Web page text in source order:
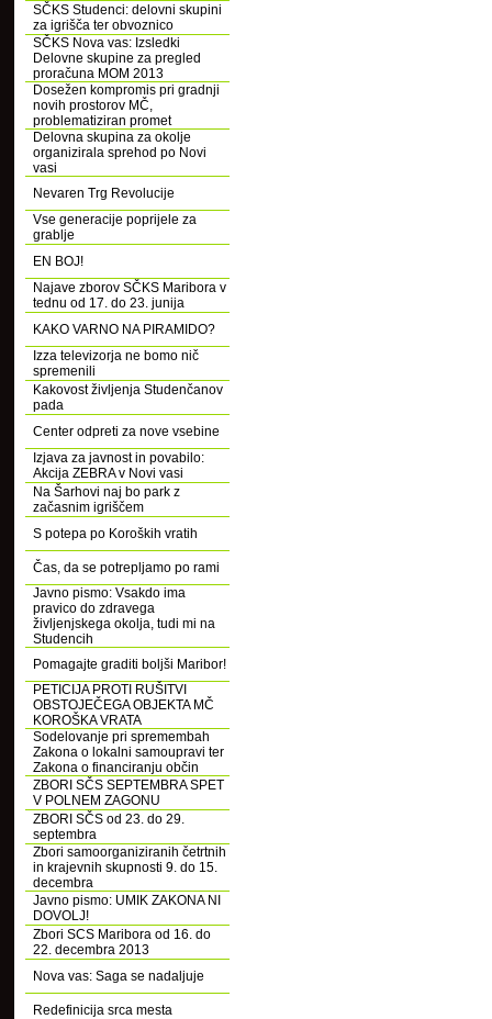
SČKS Studenci: delovni skupini
za igrišča ter obvoznico
SČKS Nova vas: Izsledki
Delovne skupine za pregled
proračuna MOM 2013
Dosežen kompromis pri gradnji
novih prostorov MČ,
problematiziran promet
Delovna skupina za okolje
organizirala sprehod po Novi
vasi
Nevaren Trg Revolucije
Vse generacije poprijele za
grablje
EN BOJ!
Najave zborov SČKS Maribora v
tednu od 17. do 23. junija
KAKO VARNO NA PIRAMIDO?
Izza televizorja ne bomo nič
spremenili
Kakovost življenja Studenčanov
pada
Center odpreti za nove vsebine
Izjava za javnost in povabilo:
Akcija ZEBRA v Novi vasi
Na Šarhovi naj bo park z
začasnim igriščem
S potepa po Koroških vratih
Čas, da se potrepljamo po rami
Javno pismo: Vsakdo ima
pravico do zdravega
življenjskega okolja, tudi mi na
Studencih
Pomagajte graditi boljši Maribor!
PETICIJA PROTI RUŠITVI
OBSTOJEČEGA OBJEKTA MČ
KOROŠKA VRATA
Sodelovanje pri spremembah
Zakona o lokalni samoupravi ter
Zakona o financiranju občin
ZBORI SČS SEPTEMBRA SPET
V POLNEM ZAGONU
ZBORI SČS od 23. do 29.
septembra
Zbori samoorganiziranih četrtnih
in krajevnih skupnosti 9. do 15.
decembra
Javno pismo: UMIK ZAKONA NI
DOVOLJ!
Zbori SCS Maribora od 16. do
22. decembra 2013
Nova vas: Saga se nadaljuje
Redefinicija srca mesta